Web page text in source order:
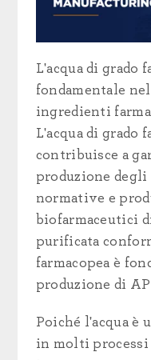
L'acqua di grado
fondamentale
ingredienti
L'acqua di grado
contribuisce a
produzione
normative e
biofarmaceutici
purificata
farmacopea è
produzione di
Poiché l'acqua è
in molti processi